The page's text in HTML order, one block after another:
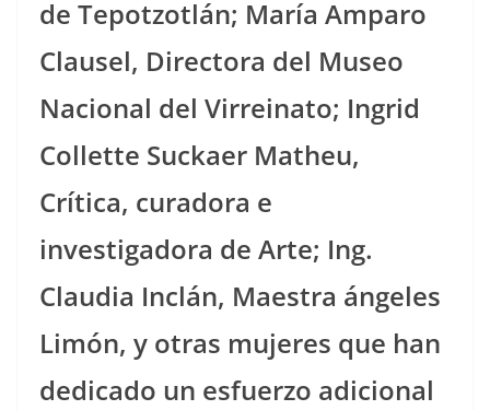
de Tepotzotlán; María Amparo
Clausel, Directora del Museo
Nacional del Virreinato; Ingrid
Collette Suckaer Matheu,
Crítica, curadora e
investigadora de Arte; Ing.
Claudia Inclán, Maestra ángeles
Limón, y otras mujeres que han
dedicado un esfuerzo adicional